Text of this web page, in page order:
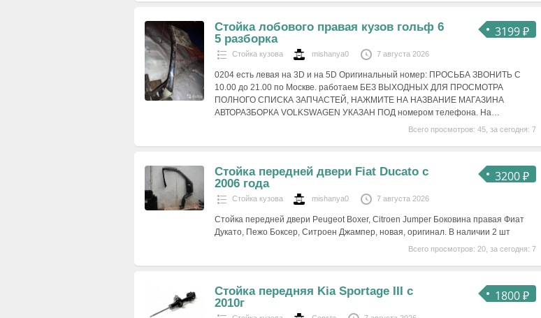
3199 ₽
Стойка лобового правая кузов гольф 6
5 разборка
Стойка кузова mishanya0 7 августа 2026
0204 есть левая на 3D и на 5D Оригинальный номер: ПРОСЬБА ЗВОНИТЬ С
10.00 до 21.00 по Москве. работаем БЕЗ ВЫХОДНЫХ ДЛЯ ПРОСМОТРА
ПОЛНОГО СПИСКА ЗАПЧАСТЕЙ, НАЖМИТЕ НА НАЗВАНИЕ МАГАЗИНА
АВТОРАЗБОРКА VOLKSWAGEN УКАЗАН ПОД номером телефона. На…
Всего просмотров: 45, за сегодня: 7
3200 ₽
Стойка передней двери Fiat Ducato с
2006 года
Стойка кузова mishanya0 7 августа 2026
Стойка передней двери Peugeot Boxer, Citroen Jumper Боковина правая Фиат
Дукато, Пежо Боксер, Ситроен Джампер, новая, оригинал. В наличии 2 шт
Всего просмотров: 20, за сегодня: 7
1800 ₽
Стойка передняя Kia Sportage III c
2010г